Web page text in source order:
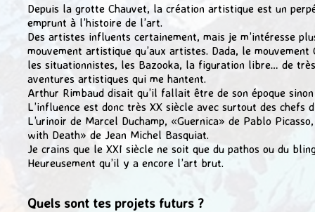
Depuis la grotte Chauvet, la création artistique est un
emprunt à l’histoire de l’art.
Des artistes influents certainement, mais je m’intéresse
mouvement artistique qu’aux artistes. Dada, le mouvement
les situationnistes, les Bazooka, la figuration libre… de
aventures artistiques qui me hantent.
Arthur Rimbaud disait qu’il fallait être de son époque
L’influence est donc très XX siècle avec surtout des chefs
L’urinoir de Marcel Duchamp, «Guernica» de Pablo
with Death» de Jean Michel Basquiat.
Je crains que le XXI siècle ne soit que du pathos ou du
Heureusement qu’il y a encore l’art brut.
Quels sont tes projets futurs ?